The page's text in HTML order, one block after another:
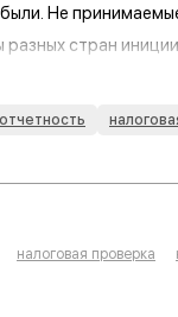
Не
разных стран
компаний,
налоговая проверка